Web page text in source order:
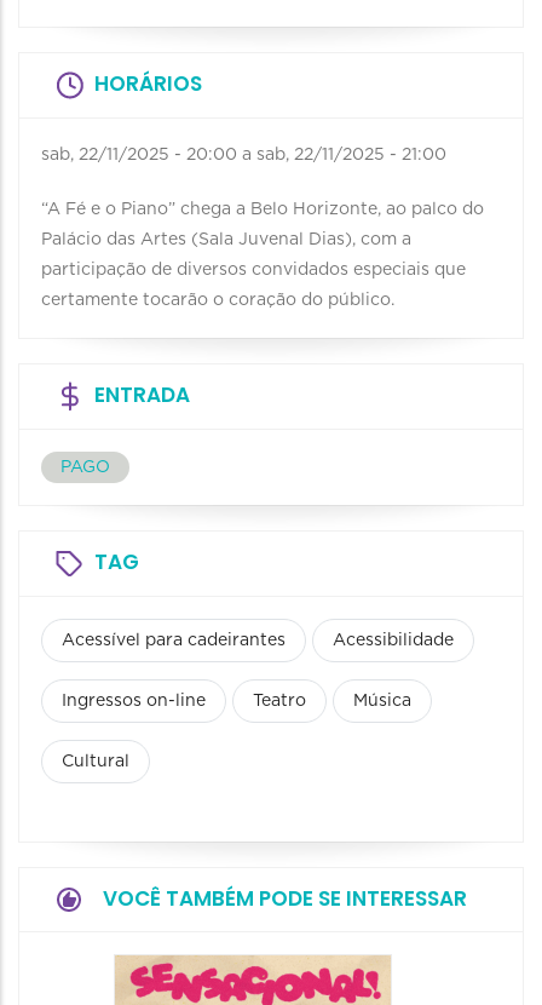
HORÁRIOS
sab, 22/11/2025 - 20:00 a sab, 22/11/2025 - 21:00
“A Fé e o Piano” chega a Belo Horizonte, ao palco do
Palácio das Artes (Sala Juvenal Dias), com a
participação de diversos convidados especiais que
certamente tocarão o coração do público.
ENTRADA
PAGO
TAG
Acessível para cadeirantes Acessibilidade
Ingressos on-line Teatro Música
Cultural
VOCÊ TAMBÉM PODE SE INTERESSAR